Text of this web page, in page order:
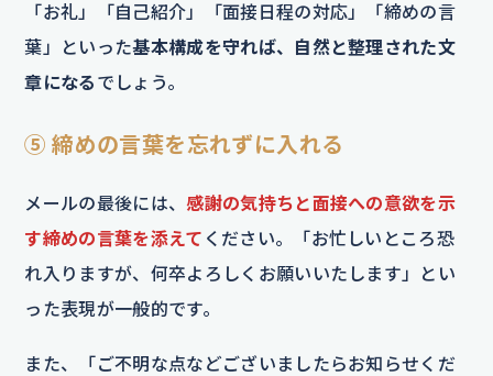
「お礼」「自己紹介」「面接日程の対応」「締めの言
葉」といった基本構成を守れば、自然と整理された文
章になる でしょう。
⑤ 締めの言葉を忘れずに入れる
メールの最後には、感謝の気持ちと面接への意欲を示
す締めの言葉を添えて ください。「お忙しいところ恐
れ入りますが、何卒よろしくお願いいたします」とい
った表現が一般的です。
また、「ご不明な点などございましたらお知らせくだ